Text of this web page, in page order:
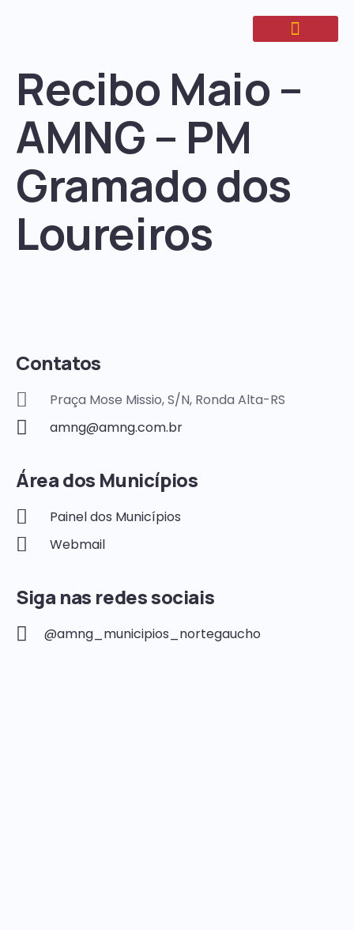
Recibo Maio –
AMNG – PM
Gramado dos
Loureiros
Contatos
Praça Mose Missio, S/N, Ronda Alta-RS
amng@amng.com.br
Área dos Municípios
Painel dos Municípios
Webmail
Siga nas redes sociais
@amng_municipios_nortegaucho